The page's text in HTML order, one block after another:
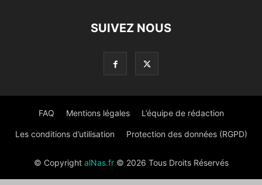
SUIVEZ NOUS
FAQ Mentions légales L’équipe de rédaction
Les conditions d’utilisation Protection des données (RGPD)
© Copyright alNas.fr© 2026 Tous Droits Réservés